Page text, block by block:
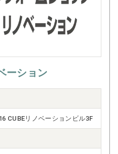
ーション
CUBEリノベーションビル3F